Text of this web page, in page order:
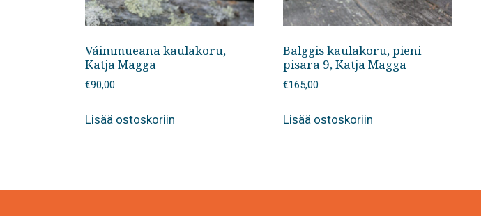
Váimmueana kaulakoru,
Katja Magga
€90,00
Lisää ostoskoriin
Balggis kaulakoru, pieni
pisara 9, Katja Magga
€165,00
Lisää ostoskoriin